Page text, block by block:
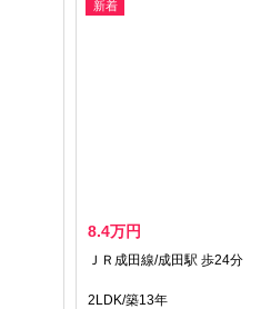
新着
8.4万円
ＪＲ成田線/成田駅 歩24分
2LDK/築13年